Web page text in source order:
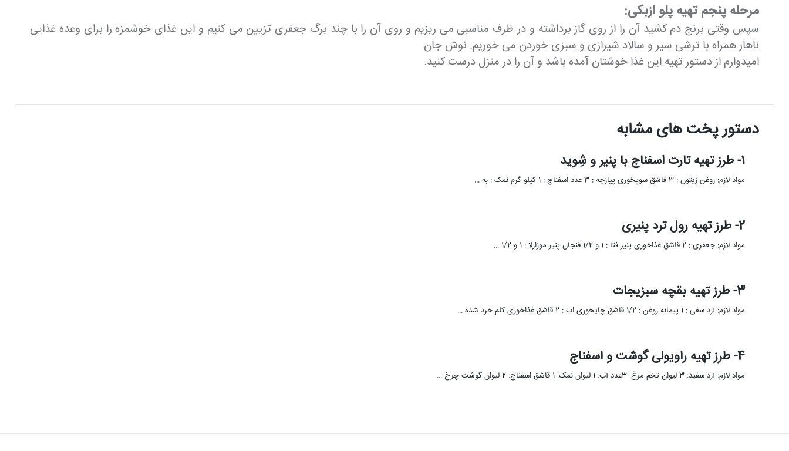
مرحله پنجم تهیه پلو ازبکی:
سپس وقتی برنج دم کشید آن را از روی گاز برداشته و در ظرف مناسبی می ریزیم و روی آن را با چند برگ جعفری تزیین می کنیم و این غذای خوشمزه را برای وعده غذایی
ناهار همراه با ترشی سیر و سالاد شیرازی و سبزی خوردن می خوریم. نوش جان
امیدوارم از دستور تهیه این غذا خوشتان آمده باشد و آن را در منزل درست کنید.
دستور پخت های مشابه
1- طرز تهیه تارت اسفناج با پنیر و شِوید
مواد لازم: روغن زیتون : 3 قاشق سوپخوری پیازچه : 3 عدد اسفناج : 1 کیلو گرم نمک : به …
2- طرز تهیه رول ترد پنیری
مواد لازم: جعفری : 2 قاشق غذاخوری پنیر فتا : 1 و 1/2 فنجان پنیر موزارلا : 1 و 1/2 …
3- طرز تهیه بقچه سبزیجات
مواد لازم: آرد سفی : 1 پیمانه روغن : 1/2 قاشق چایخوری اب : 2 قاشق غذاخوری کلم خرد شده …
4- طرز تهیه راویولی گوشت و اسفناج
مواد لازم: آرد سفید: 3 لیوان تخم مرغ: 3عدد آب: 1 لیوان نمک: 1 قاشق اسفناج: 2 لیوان گوشت چرخ …